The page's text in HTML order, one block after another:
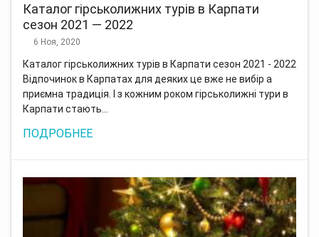
Каталог гірськолижних турів в Карпати
сезон 2021 — 2022
6 Ноя, 2020
Каталог гірськолижних турів в Карпати сезон 2021 - 2022
Відпочинок в Карпатах для деяких це вже не вибір а
приємна традиція. І з кожним роком гірськолижні тури в
Карпати стають…
ПОДРОБНЕЕ